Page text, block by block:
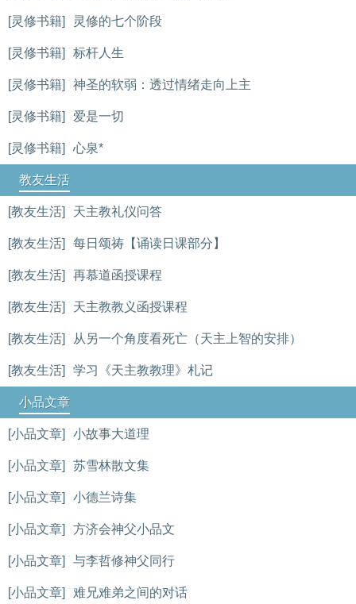
[灵修书籍] 灵修的七个阶段
[灵修书籍] 标杆人生
[灵修书籍] 神圣的软弱：透过情绪走向上主
[灵修书籍] 爱是一切
[灵修书籍] 心泉*
教友生活
[教友生活] 天主教礼仪问答
[教友生活] 每日颂祷【诵读日课部分】
[教友生活] 再慕道函授课程
[教友生活] 天主教教义函授课程
[教友生活] 从另一个角度看死亡（天主上智的安排）
[教友生活] 学习《天主教教理》札记
小品文章
[小品文章] 小故事大道理
[小品文章] 苏雪林散文集
[小品文章] 小德兰诗集
[小品文章] 方济会神父小品文
[小品文章] 与李哲修神父同行
[小品文章] 难兄难弟之间的对话